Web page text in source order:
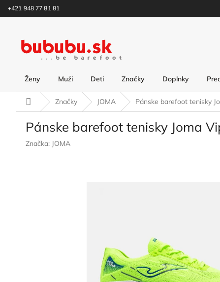
Prejsť+421 948 77 81 81
Ženy Muži Deti Značky Doplnky
DomovZnačky JOMA Pánske barefoot tenisky
Pánske barefoot tenisky Joma
Značka: JOMA